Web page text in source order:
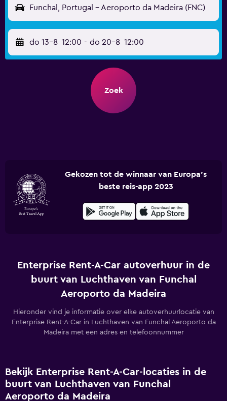
Funchal, Portugal - Aeroporto da Madeira (FNC)
do 13-8 12:00 - do 20-8 12:00
Zoek
Gekozen tot de winnaar van Europa's
beste reis-app 2023
Enterprise Rent-A-Car autoverhuur in de
buurt van Luchthaven van Funchal
Aeroporto da Madeira
Hieronder vind je informatie over elke autoverhuurlocatie van
Enterprise Rent-A-Car in Luchthaven van Funchal Aeroporto da
Madeira met een adres en telefoonnummer
Bekijk Enterprise Rent-A-Car-locaties in de
buurt van Luchthaven van Funchal
Aeroporto da Madeira